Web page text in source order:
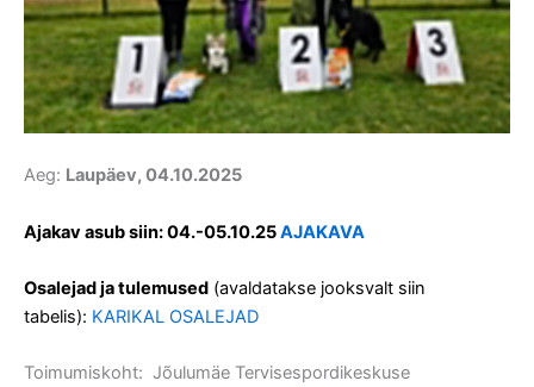
Aeg: Laupäev, 04.10.2025
Ajakav asub siin: 04.-05.10.25AJAKAVA
Osalejad ja tulemused (avaldatakse jooksvalt siin
tabelis): KARIKAL OSALEJAD
Toimumiskoht: Jõulumäe Tervisespordikeskuse